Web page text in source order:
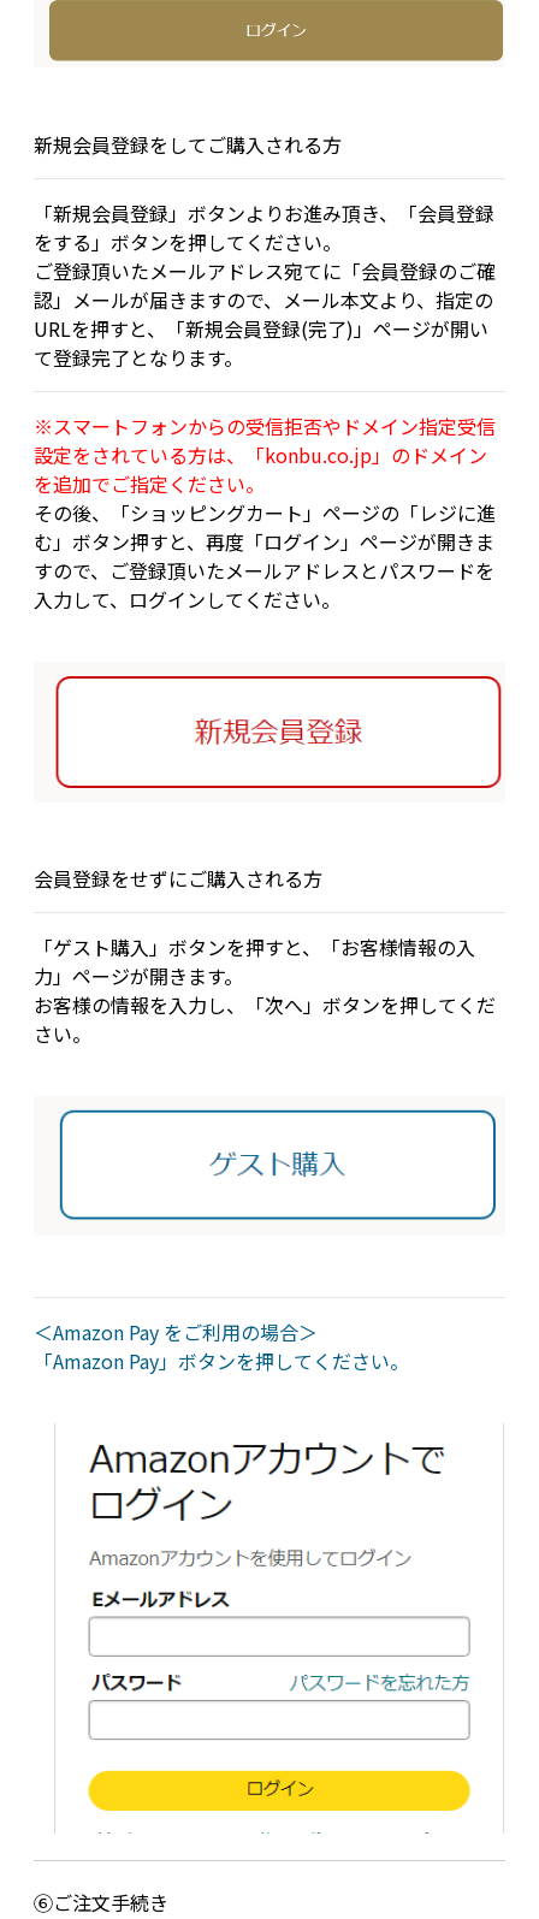
新規会員登録をしてご購入される方
「新規会員登録」ボタンよりお進み頂き、「会員登録
をする」ボタンを押してください。
ご登録頂いたメールアドレス宛てに「会員登録のご確
認」メールが届きますので、メール本文より、指定の
URLを押すと、「新規会員登録(完了)」ページが開い
て登録完了となります。
※スマートフォンからの受信拒否やドメイン指定受信
設定をされている方は、「konbu.co.jp」のドメイン
を追加でご指定ください。
その後、「ショッピングカート」ページの「レジに進
む」ボタン押すと、再度「ログイン」ページが開きま
すので、ご登録頂いたメールアドレスとパスワードを
入力して、ログインしてください。
会員登録をせずにご購入される方
「ゲスト購入」ボタンを押すと、「お客様情報の入
力」ページが開きます。
お客様の情報を入力し、「次へ」ボタンを押してくだ
さい。
＜Amazon Pay をご利用の場合＞
「Amazon Pay」ボタンを押してください。
⑥ご注文手続き